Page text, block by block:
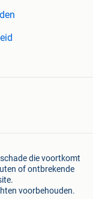
die voortkomt
of ontbrekende
voorbehouden.